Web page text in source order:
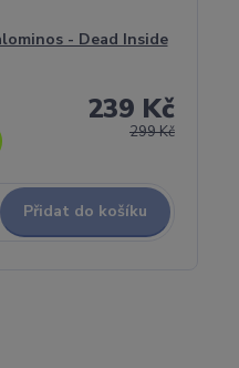
- Dead Inside
299 Kč
239 Kč
Přidat do košíku